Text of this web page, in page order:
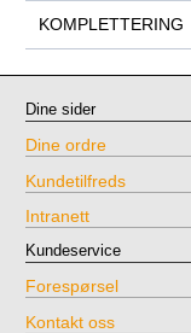
KOMPLETTERING
Dine sider
Dine ordre
Kundetilfreds
Intranett
Kundeservice
Forespørsel
Kontakt oss